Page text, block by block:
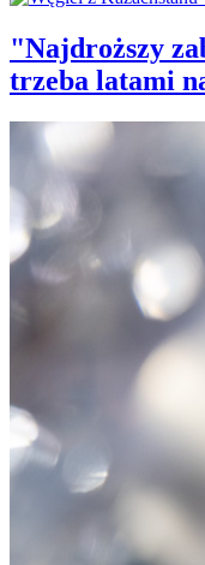
"Najdroższy
trzeba latami